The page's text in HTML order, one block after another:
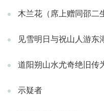
木兰花（席上赠同邵二
见雪明日与祝山人游东
道阳朔山水尤奇绝旧传
示疑者